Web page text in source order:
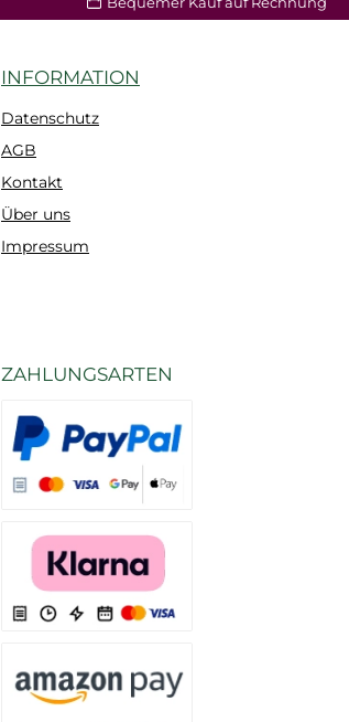
INFORMATION
Datenschutz
AGB
Kontakt
Über uns
Impressum
ZAHLUNGSARTEN